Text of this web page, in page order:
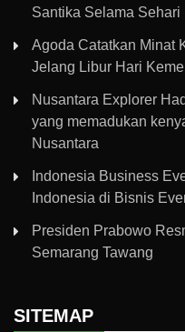
Santika Selama Sehari
Agoda Catatkan Minat
Jelang Libur Hari
Nusantara Explorer
yang memadukan
Nusantara
Indonesia Business
Indonesia di Bisnis
Presiden Prabowo
Semarang Tawang
SITEMAP